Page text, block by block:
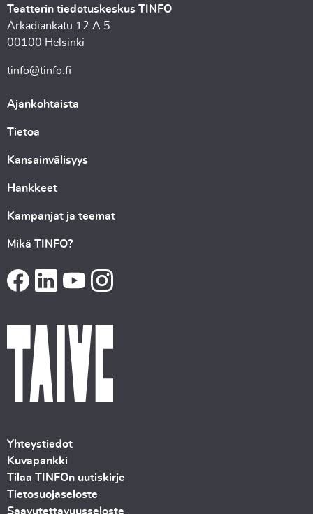
Teatterin tiedotuskeskus TINFO
Arkadiankatu 12 A 5
00100 Helsinki
tinfo@tinfo.fi
Ajankohtaista
Tietoa
Kansainvälisyys
Hankkeet
Kampanjat ja teemat
Mikä TINFO?
Yhteystiedot
Kuvapankki
Tilaa TINFOn uutiskirje
Tietosuojaseloste
Saavutettavuusseloste